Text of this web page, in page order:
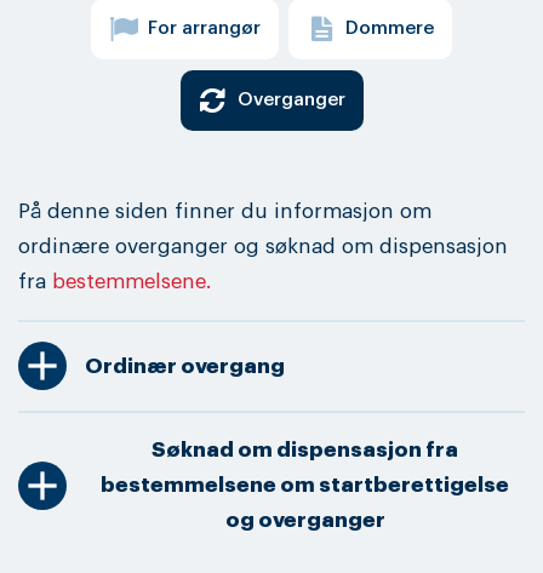
For arrangør Dommere
Overganger
På denne siden finner du informasjon om
ordinære overganger og søknad om dispensasjon
fra bestemmelsene.
add Ordinær overgang
add
Søknad om dispensasjon fra
bestemmelsene om startberettigelse
og overganger